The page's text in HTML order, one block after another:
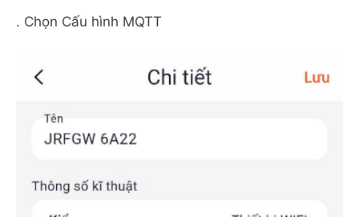
. Chọn Cấu hình MQTT